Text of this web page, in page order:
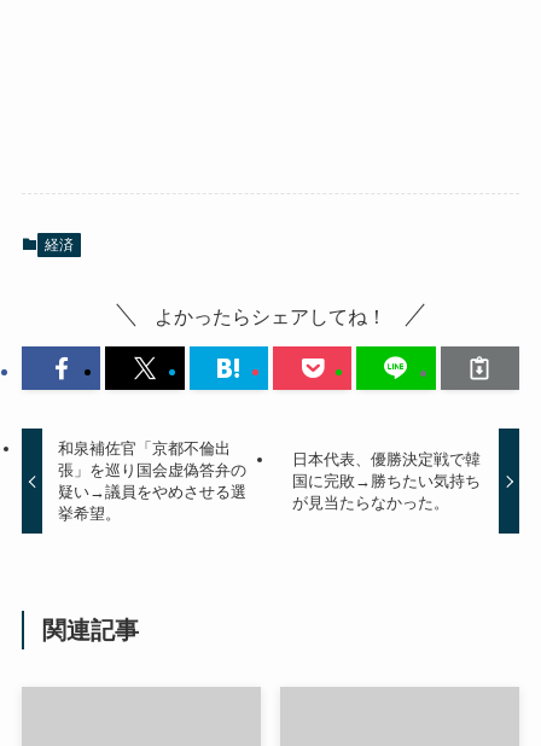
経済
よかったらシェアしてね！
和泉補佐官「京都不倫出
張」を巡り国会虚偽答弁の
疑い→議員をやめさせる選
挙希望。
日本代表、優勝決定戦で韓
国に完敗→勝ちたい気持ち
が見当たらなかった。
関連記事